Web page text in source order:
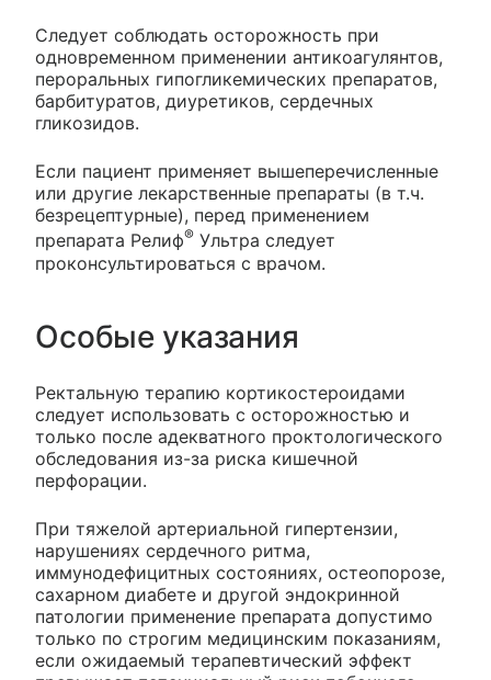
Следует соблюдать осторожность при
одновременном применении антикоагулянтов,
пероральных гипогликемических препаратов,
барбитуратов, диуретиков, сердечных
гликозидов.
Если пациент применяет вышеперечисленные
или другие лекарственные препараты (в т.ч.
безрецептурные), перед применением
препарата Релиф® Ультра следует
проконсультироваться с врачом.
Особые указания
Ректальную терапию кортикостероидами
следует использовать с осторожностью и
только после адекватного проктологического
обследования из-за риска кишечной
перфорации.
При тяжелой артериальной гипертензии,
нарушениях сердечного ритма,
иммунодефицитных состояниях, остеопорозе,
сахарном диабете и другой эндокринной
патологии применение препарата допустимо
только по строгим медицинским показаниям,
если ожидаемый терапевтический эффект